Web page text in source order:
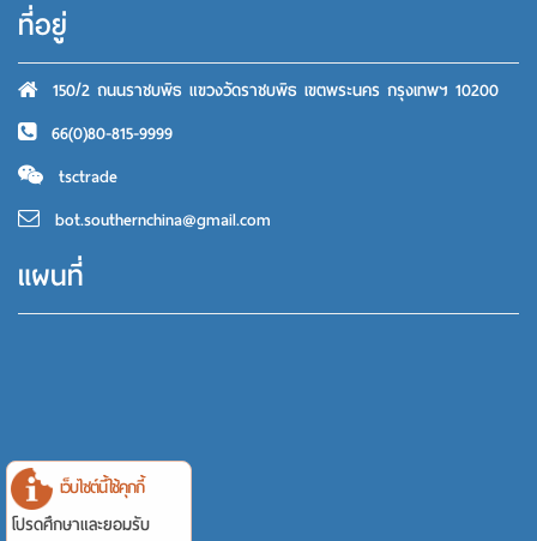
ที่อยู่
150/2 ถนนราชบพิธ แขวงวัดราชบพิธ เขตพระนคร กรุงเทพฯ 10200
66(0)80-815-9999
tsctrade
bot.southernchina@gmail.com
แผนที่
เว็บไซต์นี้ใช้คุกกี้
โปรดศึกษาและยอมรับ